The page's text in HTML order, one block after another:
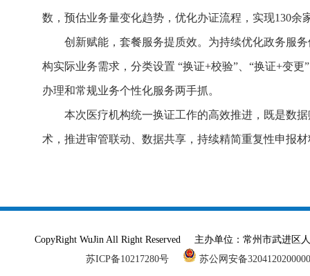
数，预估业务量变化趋势，优化办证流程，实现130
创新赋能，套餐服务提质效。为持续优化政务服
构实际业务需求，分类设置 “换证+校验”、“换证+变
办理和常规业务个性化服务两手抓。
本次医疗机构统一换证工作的高效推进，既是数
术，推进审管联动、数据共享，持续精简重复性申报
CopyRight WuJin All Right Reserved 主办单位：常州市武进
苏ICP备10217280号
苏公网安备